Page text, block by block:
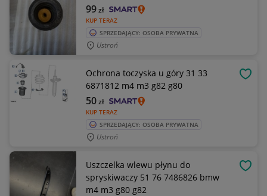
KUP TERAZ
99zł
SPRZEDAJĄCY: OSOBA PRYWATNA
Ustroń
Ochrona toczyska u góry 31 33
6871812 m4 m3 g82 g80
KUP TERAZ
50zł
SPRZEDAJĄCY: OSOBA PRYWATNA
Ustroń
Uszczelka wlewu płynu do
spryskiwaczy 51 76 7486826 bmw
m4 m3 g80 g82